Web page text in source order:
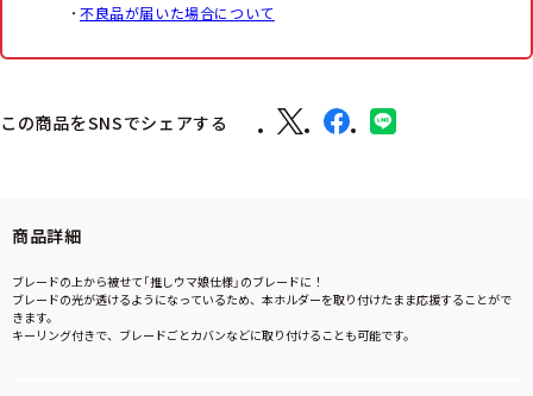
不良品が届いた場合について
この商品をSNSでシェアする
商品詳細
ブレードの上から被せて「推しウマ娘仕様」のブレードに！
ブレードの光が透けるようになっているため、本ホルダーを取り付けたまま応援することがで
きます。
キーリング付きで、ブレードごとカバンなどに取り付けることも可能です。